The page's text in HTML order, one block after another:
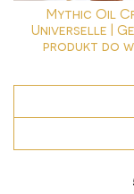
Mythic Oil
Universelle |
produkt do